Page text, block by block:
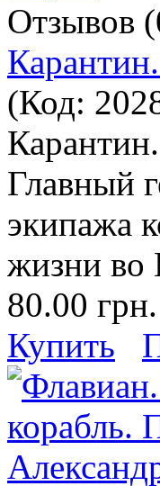
Отзывов
(Код:
Главный
экипажа
жизни во
80.00 грн.
Купить